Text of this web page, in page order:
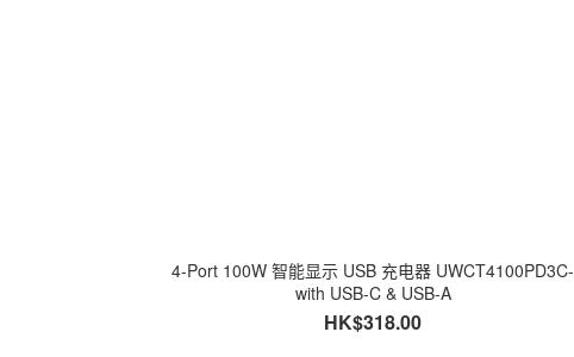
4-Port 100W 智能显示 USB 充电器 UWCT4100PD3C-
with USB-C & USB-A
HK$318.00